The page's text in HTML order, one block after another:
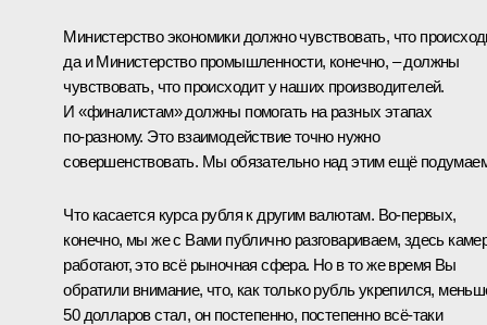
Министерство экономики должно чувствовать, что
да и Министерство промышленности, конечно, – должны
чувствовать, что происходит у наших производителей.
И «финалистам» должны помогать на разных этапах
по‑разному. Это взаимодействие точно нужно
совершенствовать. Мы обязательно над этим ещё
Что касается курса рубля к другим валютам. Во‑первых,
конечно, мы же с Вами публично разговариваем, здесь
работают, это всё рыночная сфера. Но в то же время Вы
обратили внимание, что, как только рубль укрепился,
50 долларов стал, он постепенно, постепенно всё‑таки